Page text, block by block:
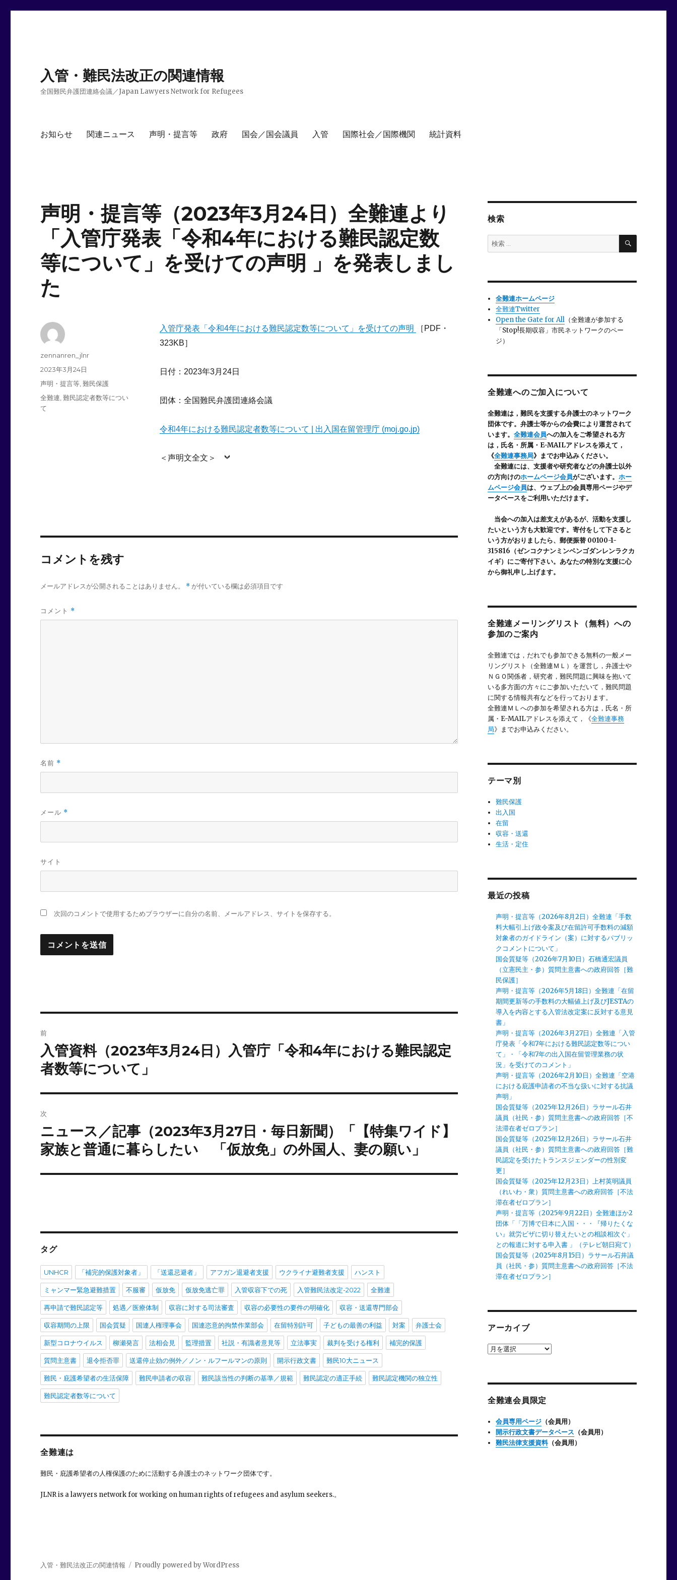
入管・難民法改正の関連情報
全国難民弁護団連絡会議／Japan Lawyers Network for Refugees
お知らせ 関連ニュース 声明・提言等 政府 国会／国会議員 入管 国際社会／国際機関 統計資料
声明・提言等（2023年3月24日）全難連より
「入管庁発表「令和4年における難民認定数
等について」を受けての声明 」を発表しまし
た
入管庁発表「令和4年における難民認定数等について」を受けての声明
［PDF・
323KB］
日付：2023年3月24日
団体：全国難民弁護団連絡会議
令和4年における難民認定者数等について | 出入国在留管理庁 (moj.go.jp)
＜声明文全文＞
投
zennanren_jlnr
投
稿
2023年3月24日
カ
テ
声明・提言等 ,難民保護
タ
グ
全難連 ,難民認定者数等につい
て
コメントを残す
メールアドレスが公開されることはありません。 * が付いている欄は必須項目です
コメント *
名前 *
メール *
サイト
次回のコメントで使用するためブラウザーに自分の名前、メールアドレス、サイトを保存する。
稿
ナ
ゲ
ー
シ
ョ
前
前
の
投
稿:
入管資料（2023年3月24日）入管庁「令和4年における難民認定
者数等について」
次
次
の
投
稿:
ニュース／記事（2023年3月27日・毎日新聞）「【特集ワイド】
家族と普通に暮らしたい 「仮放免」の外国人、妻の願い」
タグ
UNHCR 「補完的保護対象者」 「送還忌避者」 アフガン退避者支援 ウクライナ避難者支援 ハンスト
ミャンマー緊急避難措置 不服審 仮放免 仮放免逃亡罪 入管収容下での死 入管難民法改定-2022 全難連
再申請で難民認定等 処遇／医療体制 収容に対する司法審査 収容の必要性の要件の明確化 収容・送還専門部会
収容期間の上限 国会質疑 国連人権理事会 国連恣意的拘禁作業部会 在留特別許可 子どもの最善の利益 対案 弁護士会
新型コロナウイルス 柳瀬発言 法相会見 監理措置 社説・有識者意見等 立法事実 裁判を受ける権利 補完的保護
質問主意書 退令拒否罪 送還停止効の例外／ノン・ルフールマンの原則 開示行政文書 難民10大ニュース
難民・庇護希望者の生活保障 難民申請者の収容 難民該当性の判断の基準／規範 難民認定の適正手続 難民認定機関の独立性
難民認定者数等について
全難連は
難民・庇護希望者の人権保護のために活動する弁護士のネットワーク団体です。
JLNR is a lawyers network for working on human rights of refugees and asylum seekers.。
検索
検
索:
検
全難連ホームページ
全難連Twitter
Open the Gate for All （全難連が参加する
「Stop!長期収容」市民ネットワークのペー
ジ）
全難連へのご加入について
全難連は，難民を支援する弁護士のネットワーク
団体です。弁護士等からの会費により運営されて
います。 全難連会員への加入をご希望される方
は，氏名・所属・E-MAILアドレスを添えて，
《全難連事務局》までお申込みください。
全難連には、支援者や研究者などの弁護士以外
の方向けのホームページ会員がございます。 ホー
ムページ会員は、ウェブ上の会員専用ページやデ
ータベースをご利用いただけます。
当会への加入は差支えがあるが、活動を支援し
たいという方も大歓迎です。寄付をして下さると
いう方がおりましたら、郵便振替 00100-1-
315816（ゼンコクナンミンベンゴダンレンラクカ
イギ）にご寄付下さい。あなたの特別な支援に心
から御礼申し上げます。
全難連メーリングリスト（無料）への
参加のご案内
全難連では，だれでも参加できる無料の一般メー
リングリスト（全難連ＭＬ）を運営し，弁護士や
ＮＧＯ関係者，研究者，難民問題に興味を抱いて
いる多方面の方々にご参加いただいて，難民問題
に関する情報共有などを行っております。
全難連ＭＬへの参加を希望される方は，氏名・所
属・E-MAILアドレスを添えて，《全難連事務
局》までお申込みください。
テーマ別
難民保護
出入国
在留
収容・送還
生活・定住
最近の投稿
声明・提言等（2026年8月2日）全難連「手数
料大幅引上げ政令案及び在留許可手数料の減額
対象者のガイドライン（案）に対するパブリッ
クコメントについて」
国会質疑等（2026年7月10日）石橋通宏議員
（立憲民主・参）質問主意書への政府回答［難
民保護］
声明・提言等（2026年5月18日）全難連「在留
期間更新等の手数料の大幅値上げ及びJESTAの
導入を内容とする入管法改定案に反対する意見
書」
声明・提言等（2026年3月27日）全難連「入管
庁発表「令和7年における難民認定数等につい
て」・「令和7年の出入国在留管理業務の状
況」を受けてのコメント」
声明・提言等（2026年2月10日）全難連「空港
における庇護申請者の不当な扱いに対する抗議
声明」
国会質疑等（2025年12月26日）ラサール石井
議員（社民・参）質問主意書への政府回答［不
法滞在者ゼロプラン］
国会質疑等（2025年12月26日）ラサール石井
議員（社民・参）質問主意書への政府回答［難
民認定を受けたトランスジェンダーの性別変
更］
国会質疑等（2025年12月23日）上村英明議員
（れいわ・衆）質問主意書への政府回答［不法
滞在者ゼロプラン］
声明・提言等（2025年9月22日）全難連ほか2
団体「「万博で日本に入国・・・『帰りたくな
い』就労ビザに切り替えたいとの相談相次ぐ」
との報道に対する申入書 」（テレビ朝日宛て）
国会質疑等（2025年8月15日）ラサール石井議
員（社民・参）質問主意書への政府回答［不法
滞在者ゼロプラン］
アーカイブ
ア
全難連会員限定
会員専用ページ （会員用）
開示行政文書データベース （会員用）
難民法律支援資料（会員用）
入管・難民法改正の関連情報 Proudly powered by WordPress